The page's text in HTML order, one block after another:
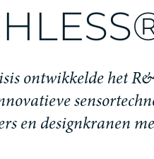
HLESS
sis ontwikkelde het R&
novatieve sensortechn
rs en designkranen me